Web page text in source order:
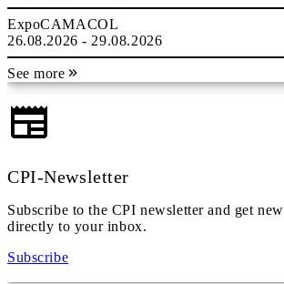
ExpoCAMACOL
26.08.2026 - 29.08.2026
See more
CPI-Newsletter
Subscribe to the CPI newsletter and get
directly to your inbox.
Subscribe